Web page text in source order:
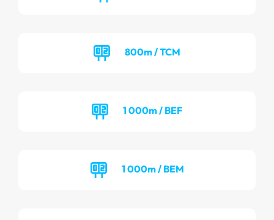
800m / TCM
1 000m / BEF
1 000m / BEM